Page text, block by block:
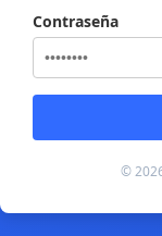
Contraseña
©